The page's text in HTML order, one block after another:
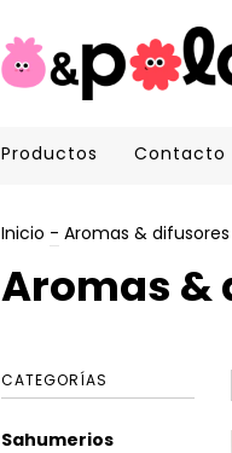
Productos Contacto
Inicio - Aromas & difusores
Aromas &
CATEGORÍAS
Sahumerios